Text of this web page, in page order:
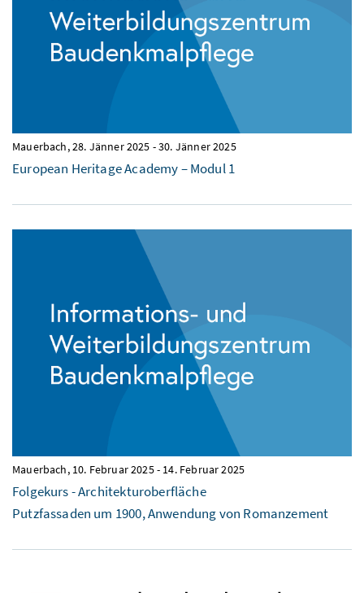
Mauerbach,28. Jänner 2025 -30. Jänner 2025
European Heritage Academy – Modul 1
Mauerbach, 10. Februar 2025- 14. Februar 2025
Folgekurs - Architekturoberfläche
Putzfassaden um 1900, Anwendung von Romanzement